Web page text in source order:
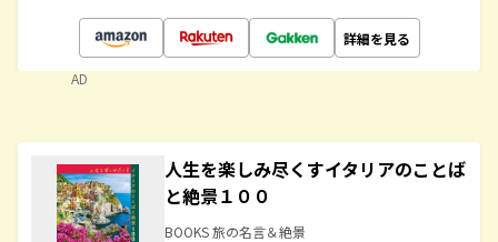
詳細を見る
AD
人生を楽しみ尽くすイタリアのことば
と絶景１００
BOOKS 旅の名言＆絶景